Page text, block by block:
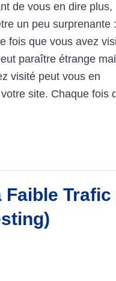
de vous en dire plus,
un peu surprenante :
fois que vous avez
paraître étrange
visité peut vous en
site. Chaque fois